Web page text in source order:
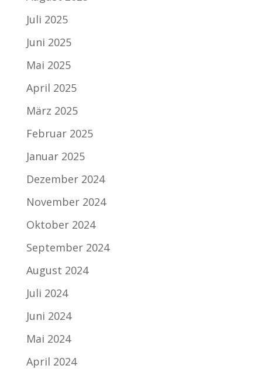
Juli 2025
Juni 2025
Mai 2025
April 2025
März 2025
Februar 2025
Januar 2025
Dezember 2024
November 2024
Oktober 2024
September 2024
August 2024
Juli 2024
Juni 2024
Mai 2024
April 2024